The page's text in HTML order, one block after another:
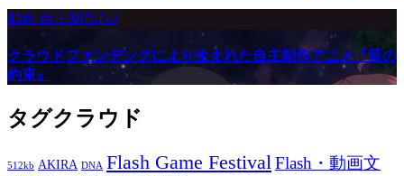
動画 自主制作ｱﾆﾒ
クラウドファンデングにより生まれた自主制作アニメ『藍の
約束』
タグクラウド
512kb AKIRA DNA Flash Game FestivalFlash・動画文